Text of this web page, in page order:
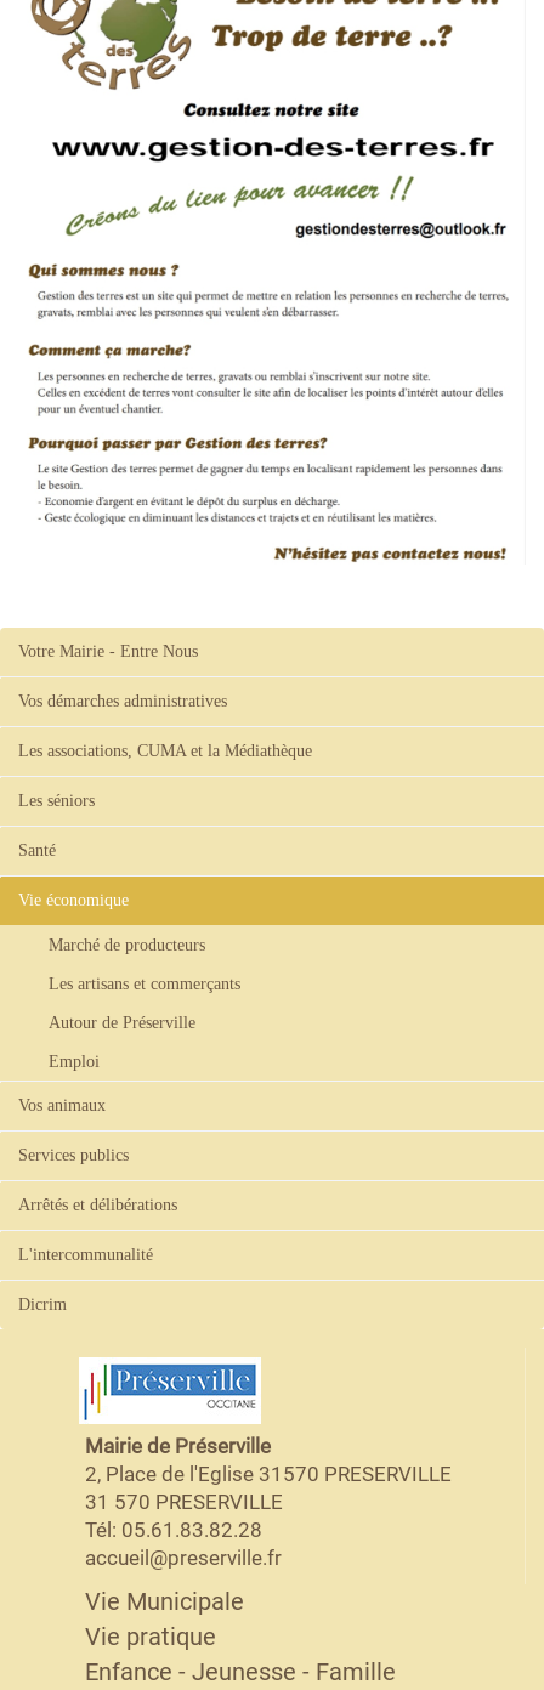
Votre Mairie - Entre Nous
Vos démarches administratives
Les associations, CUMA et la Médiathèque
Les séniors
Santé
Vie économique
Marché de producteurs
Les artisans et commerçants
Autour de Préserville
Emploi
Vos animaux
Services publics
Arrêtés et délibérations
L'intercommunalité
Dicrim
Mairie de Préserville
2, Place de l'Eglise 31570 PRESERVILLE
31 570 PRESERVILLE
Tél: 05.61.83.82.28
accueil@preserville.fr
Vie Municipale
Vie pratique
Enfance - Jeunesse - Famille